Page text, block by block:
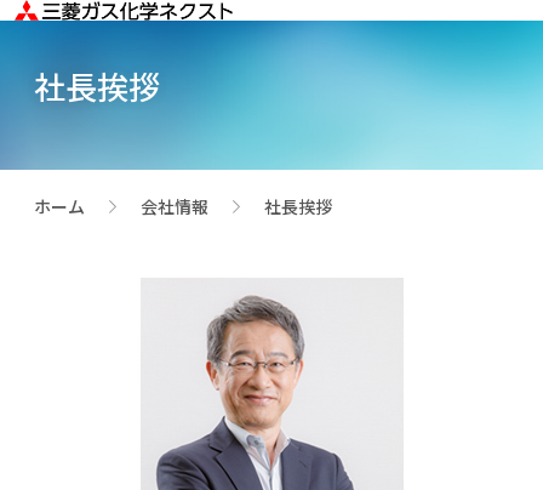
社長挨拶
ホーム 会社情報 社長挨拶